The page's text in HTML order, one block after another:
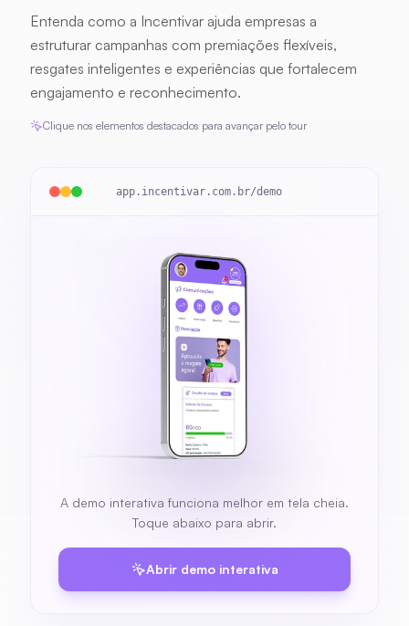
Veja na prática como
funciona seu
Incentivo
Entenda como a Incentivar ajuda empresas a
estruturar campanhas com premiações flexíveis,
resgates inteligentes e experiências que fortalecem
engajamento e reconhecimento.
Clique nos elementos destacados para avançar pelo tour
app.incentivar.com.br/demo
A demo interativa funciona melhor em tela cheia.
Toque abaixo para abrir.
Abrir demo interativa